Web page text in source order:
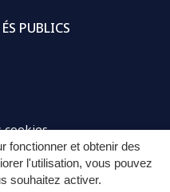
fonctionner et obtenir des
l'utilisation, vous pouvez
souhaitez activer.
PUBLICS
cookies
site